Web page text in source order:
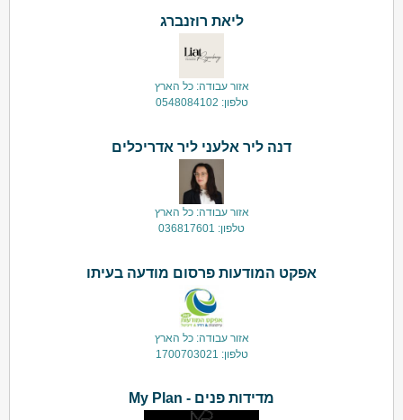
ליאת רוזנברג
אזור עבודה: כל הארץ
טלפון: 0548084102
דנה ליר אלעני ליר אדריכלים
אזור עבודה: כל הארץ
טלפון: 036817601
אפקט המודעות פרסום מודעה בעיתו
אזור עבודה: כל הארץ
טלפון: 1700703021
מדידות פנים - My Plan